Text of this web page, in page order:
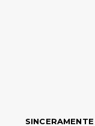
SINCERAMENTE